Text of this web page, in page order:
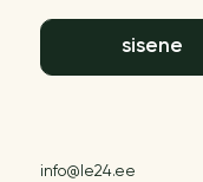
sisene
info@le24.ee